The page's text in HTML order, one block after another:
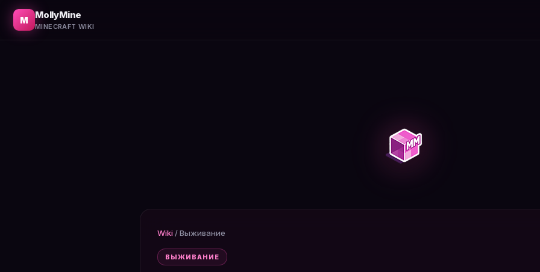
Что успеть сделать в первый день: добыть дерево, сделать инструменты, построить укрытие. Как не
M MollyMine
MINECRAFT WIKI
Wiki /Выживание
ВЫЖИВАНИЕ